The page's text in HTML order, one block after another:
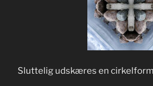
Sluttelig udskæres en